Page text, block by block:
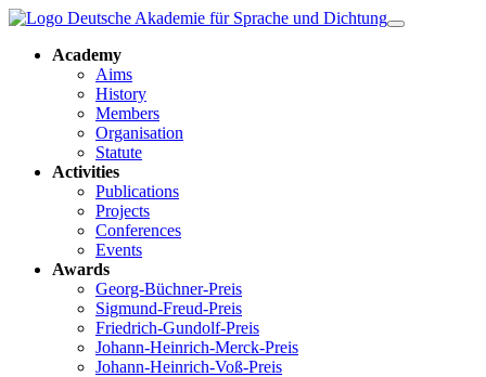
Academy
Aims
History
Members
Organisation
Statute
Activities
Publications
Projects
Conferences
Events
Awards
Georg-Büchner-Preis
Sigmund-Freud-Preis
Friedrich-Gundolf-Preis
Johann-Heinrich-Merck-Preis
Johann-Heinrich-Voß-Preis